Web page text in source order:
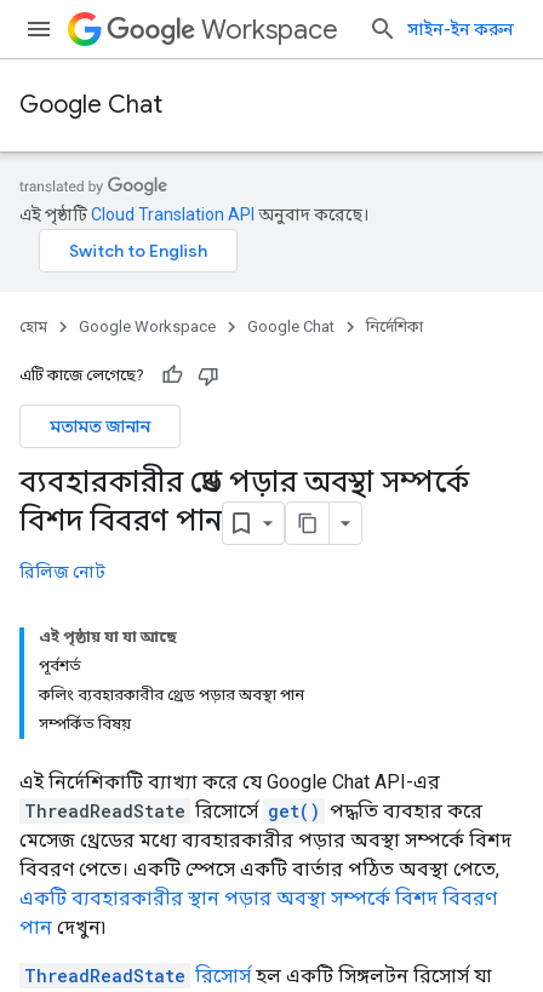
Workspace সাইন-ইন করুন
Google Chat
এই পৃষ্ঠাটিCloud Translation API অনুবাদ করেছে।
হোম Google Workspace Google Chat নির্দেশিকা
এটি কাজে লেগেছে?
মতামত জানান
ব্যবহারকারীর থ্রেড পড়ার অবস্থা সম্পর্কে
বিশদ বিবরণ পান
রিলিজ নোট
এই পৃষ্ঠায় যা যা আছে
পূর্বশর্ত
কলিং ব্যবহারকারীর থ্রেড পড়ার অবস্থা পান
সম্পর্কিত বিষয়
এই নির্দেশিকাটি ব্যাখ্যা করে যে Google Chat API-এর
ThreadReadState রিসোর্সে get() পদ্ধতি ব্যবহার করে
মেসেজ থ্রেডের মধ্যে ব্যবহারকারীর পড়ার অবস্থা সম্পর্কে বিশদ
বিবরণ পেতে। একটি স্পেসে একটি বার্তার পঠিত অবস্থা পেতে,
একটি ব্যবহারকারীর স্থান পড়ার অবস্থা সম্পর্কে বিশদ বিবরণ
পান দেখুন৷
ThreadReadState রিসোর্স হল একটি সিঙ্গলটন রিসোর্স যা